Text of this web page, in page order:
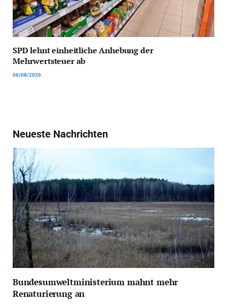
SPD lehnt einheitliche Anhebung der
Mehrwertsteuer ab
06/08/2026
Neueste Nachrichten
Bundesumweltministerium mahnt mehr
Renaturierung an